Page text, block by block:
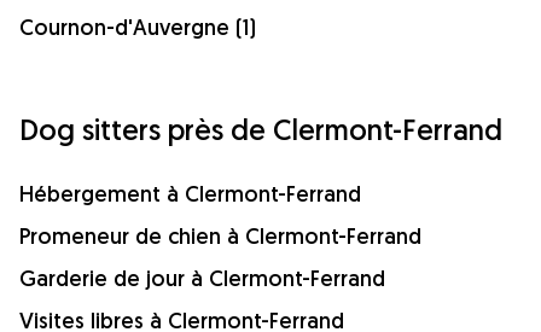
Cournon-d'Auvergne (1)
Dog sitters près de Clermont-Ferrand
Hébergement à Clermont-Ferrand
Promeneur de chien à Clermont-Ferrand
Garderie de jour à Clermont-Ferrand
Visites libres à Clermont-Ferrand